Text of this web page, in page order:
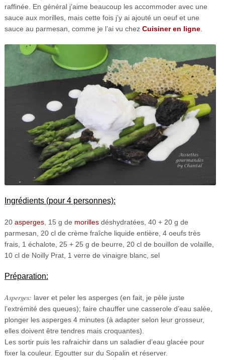
raffinée. En général j’aime beaucoup les accommoder avec une
sauce aux morilles, mais cette fois j’y ai ajouté un oeuf et une
sauce au parmesan, comme je l’ai vu chez Cuisiner en ligne.
Ingrédients (pour 4 personnes):
20 asperges, 15 g de morillesdéshydratées, 40 + 20 g de
parmesan, 20 cl de crème fraîche liquide entière, 4 oeufs très
frais, 1 échalote, 25 + 25 g de beurre, 20 cl de bouillon de volaille,
10 cl de Noilly Prat, 1 verre de vinaigre blanc, sel
Préparation:
Asperges: laver et peler les asperges (en fait, je pèle juste
l’extrémité des queues); faire chauffer une casserole d’eau salée,
plonger les asperges 4 minutes (à adapter selon leur grosseur,
elles doivent être tendres mais croquantes).
Les sortir puis les rafraichir dans un saladier d’eau glacée pour
fixer la couleur. Egoutter sur du Sopalin et réserver.